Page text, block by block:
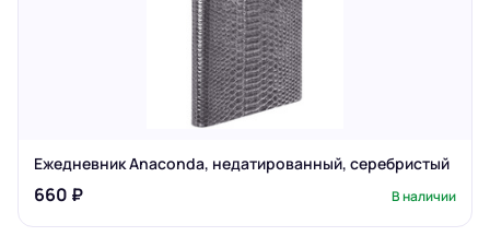
Ежедневник Anaconda, недатированный, серебристый
660 ₽ В наличии